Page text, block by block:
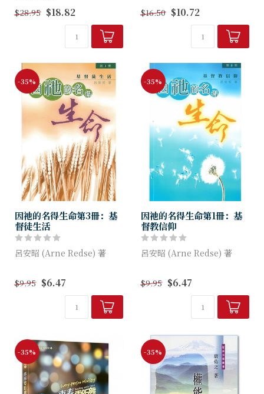
傳道先驅奮鬥的事蹟，喚醒當
承先啟後，效法前人堅毅開荒
$28.95 $18.82
絡，此文集直接涉及新約研
究、早期教會的發展過程，以
及基督教神學的歷史。本書將
$16.50 $10.72
-35%
因祂的名得生命第3冊：基
督徒生活
呂安昭 (Arne Redse) 著
容和原則而定，本冊教導一些
重要的人倫守則和價值觀，以
讓信徒定下一個信仰基礎來面
對生活上的挑...
$9.95 $6.47
-35%
因祂的名得生命第1冊：基
督教信仰
呂安昭 (Arne Redse) 著
上帝(創造、救贖、保守)、人
觀、救恩等內容，讓讀者對基
督教有一個整合的概覽。
$9.95 $6.47
-35% -35%